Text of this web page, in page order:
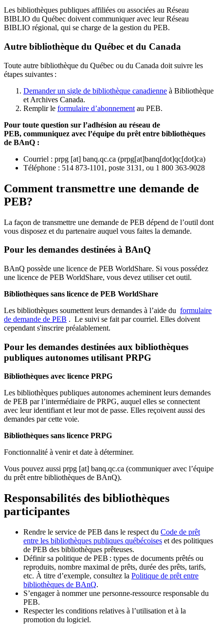
Les bibliothèques publiques affiliées ou associées au Réseau
BIBLIO du Québec doivent communiquer avec leur Réseau
BIBLIO régional, qui se charge de la gestion du PEB.
Autre bibliothèque du Québec et du Canada
Toute autre bibliothèque du Québec ou du Canada doit suivre les
étapes suivantes :
Demander un sigle de bibliothèque canadienne à Bibliothèque
et Archives Canada.
Remplir le formulaire d’abonnement au PEB.
Pour toute question sur l’adhésion au réseau de
PEB, communiquez avec l’équipe du prêt entre bibliothèques
de BAnQ :
Courriel : prpg [at] banq.qc.ca (prpg[at]banq[dot]qc[dot]ca)
Téléphone : 514 873-1101, poste 3131, ou 1 800 363-9028
Comment transmettre une demande de
PEB?
La façon de transmettre une demande de PEB dépend de l’outil dont
vous disposez et du partenaire auquel vous faites la demande.
Pour les demandes destinées à BAnQ
BAnQ possède une licence de PEB WorldShare. Si vous possédez
une licence de PEB WorldShare, vous devez utiliser cet outil.
Bibliothèques sans licence de PEB WorldShare
Les bibliothèques soumettent leurs demandes à l’aide du formulaire
de demande de PEB . Le suivi se fait par courriel. Elles doivent
cependant s'inscrire préalablement.
Pour les demandes destinées aux bibliothèques
publiques autonomes utilisant PRPG
Bibliothèques avec licence PRPG
Les bibliothèques publiques autonomes acheminent leurs demandes
de PEB par l’intermédiaire de PRPG, auquel elles se connectent
avec leur identifiant et leur mot de passe. Elles reçoivent aussi des
demandes par cette voie.
Bibliothèques sans licence PRPG
Fonctionnalité à venir et date à déterminer.
Vous pouvez aussi prpg [at] banq.qc.ca (communiquer avec l’équipe
du prêt entre bibliothèques de BAnQ).
Responsabilités des bibliothèques
participantes
Rendre le service de PEB dans le respect du Code de prêt
entre les bibliothèques publiques québécoises et des politiques
de PEB des bibliothèques prêteuses.
Définir sa politique de PEB : types de documents prêtés ou
reproduits, nombre maximal de prêts, durée des prêts, tarifs,
etc. À titre d’exemple, consultez la Politique de prêt entre
bibliothèques de BAnQ.
S’engager à nommer une personne-ressource responsable du
PEB.
Respecter les conditions relatives à l’utilisation et à la
promotion du logiciel.